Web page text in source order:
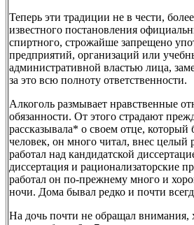
Теперь эти традиции не в чести,
известного постановления
спиртного, строжайше запрещено
предприятий, организаций или
административной властью лица,
за это всю полноту ответственности.
Алкоголь размывает нравственные
обязанности. От этого страдают
рассказывала* о своем отце,
человек, он много читал, внес целый
работал над кандидатской
диссертация и рационализаторские
работал он по-прежнему много и
ночи. Дома бывал редко и почти
На дочь почти не обращал внимания,